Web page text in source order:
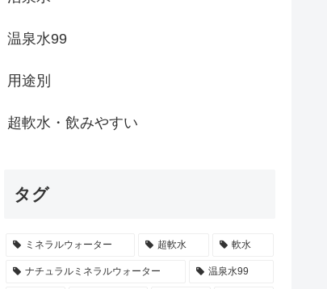
温泉水99
用途別
超軟水・飲みやすい
タグ
ミネラルウォーター 超軟水 軟水
ナチュラルミネラルウォーター 温泉水99